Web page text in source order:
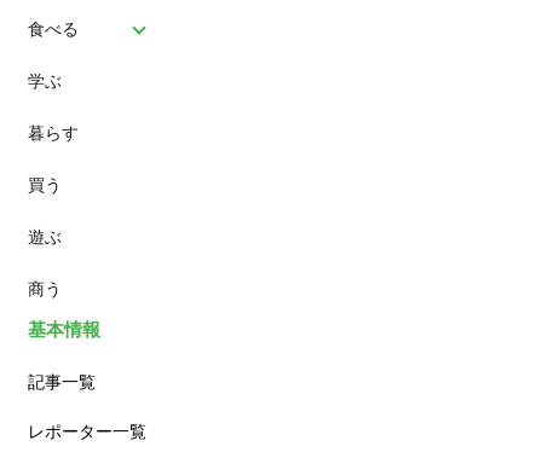
食べる
パン
スイーツ
ランチ
カフェ
学ぶ
暮らす
買う
遊ぶ
商う
基本情報
記事一覧
レポーター一覧